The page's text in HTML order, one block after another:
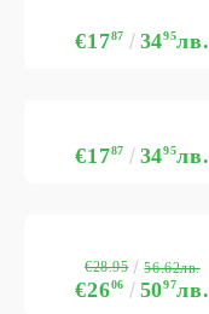
€1787 3495лв.
€1787 3495лв.
€2606 5097лв.
€28.95 56.62лв.